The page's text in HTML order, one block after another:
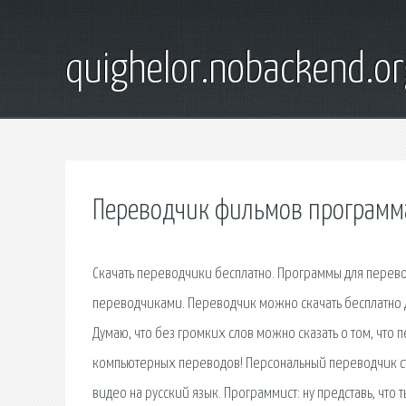
Переводчик фильмов
Скачать переводчики бесплатно. Программы для перевода текста с иностранных языков на русский и наоборот принято называть переводчиками. Переводчик можно скачать бесплатно для компьютера или воспользоваться онлайн-сервисами для перевода текста. Думаю, что без громких слов можно сказать о том, что переводчик текстов promt – некогда совершил настоящую революцию в мире компьютерных переводов! Персональный переводчик стал доступен каждому. На странице Вы найдете - Программа для перевода видео на русский язык. Программист: ну представь, что ты писатель и поддерживаешь проект. Из данного раздела можно бесплатно скачать программы для конвертации аудио, видео и изображений из одних форматов в другие. Программа для перевода фильмов. 1. Скачать бесплатную свежую версию программы можно с официального сайта. 2. После того, как BSplayer установлен на вашем компьютере, выберите видео, которое вы желаете посмотреть с субтитрами. Dicter - это программная обертка вокруг сервисов перевода от корпорации Google. Данный сегмент приложений с каждым днем становится все более и более востребованным. Программа для мгновенного перевода видео? Наш читатель Умар прислал очень интересный вопрос Где-то встречал, что их версия синхронного автоматического переводчика может сохранять даже исходную интонацию, что очень важно для фильмов. Zona - официальная torrent-программа для скачивания фильмов, сериалов, игр и прочего контента. У нас вы можете скачать через торрент программы. Огромный выбор полезных программ для компьютера разбитых по категориям. Все самое интересное и свежее, скачать через торрент бесплатно без регистрации Многие используют «ВКонтакте» в качестве музыкального сервиса или кинотеатра. Поэтому часто появляется потребность скачать видео с ВК. Есть пара способов. Получайте мгновенный перевод абсолютно любого слова! Мы работаем над описанием VTRT: Видео Переводчик, разработанным Iron Eggs. VTRT: Видео Переводчик относится к Приложения для Андроид, Образование. Скачать Фильмы на компьютер через торрент бесплатно. Представить нашу жизнь без кинематографа уже не реально. Перед первым запуском установленной программы советую скачать бесплатную программу Оказалось, она очень удобна для перевода фильмов, где идет много чистого текста без шумов. Самая большая проблема для переводчиков - это отсутствие софтсабов, т.е. очень. А вот с онлайном дело сложно. у них в Америке все сайты онлайн фильмов какие-то не такие. Скачать и установить программу переводчик ABBYY Lingvo можно бесплатно через торрент, и после этого вы сможете сразу пользоваться всеми преимуществами программы. Вы можете задать вопрос: зачем устанавливать программу, когда есть куча переводчиков онлайн. Михаи́л Анато́льевич Ми́шин (настоящая фамилия Литвин, род.2 апреля 1947 года, Ташкент, Узбекская ССР, СССР) — советский и российский писатель, переводчик, сценарист, актёр.Один из ведущих сатириков России. Скачать бесплатный переводчик для перевода текста новые версии. Dicter — программа, предназначенная для перевода текстов. Она понравится компьютерным пользователям, которые часто сталкиваются с информацией, написанной на иностранных языках. Тачку на прокачку (оригинальное название — англ. Pimp my Ride) — телевизионная программа, которая выходила на канале MTV.Выпущено 6 сезонов американской версии, 3 английской, 1 сезон международный и 3 балтийских серии. На рутрекере без регистрации вы можете скачать через торрент самые новые фильмы, музыку, сериалы, игры, программы. WordMagic Translation Dictionary and Tools Professional 4.30 Новейшая версия одного из самых известных переводчиков. Найти фильм, не зная названия, не так уж сложно. Один из этих способов должен сработать, даже если подробности о киноленте выветрились у вас из головы. Скачать переводчики на русском языке для компьютера под управлением ОС Windows бесплатно. НеоДик - бесплатная программа, которая помогает справиться с переводом незнакомых слов и словосочетаний путем простого наведения курсора мыши на данное слово. Я знаю такие есть, так-как не одно-кратно слышал во многих фильмах одни и те же голоса! Погуглил и узнал что такие есть, НО ссылок та те проги нет! Может поможете. Cloud Translator - бесплатная программа для перевода